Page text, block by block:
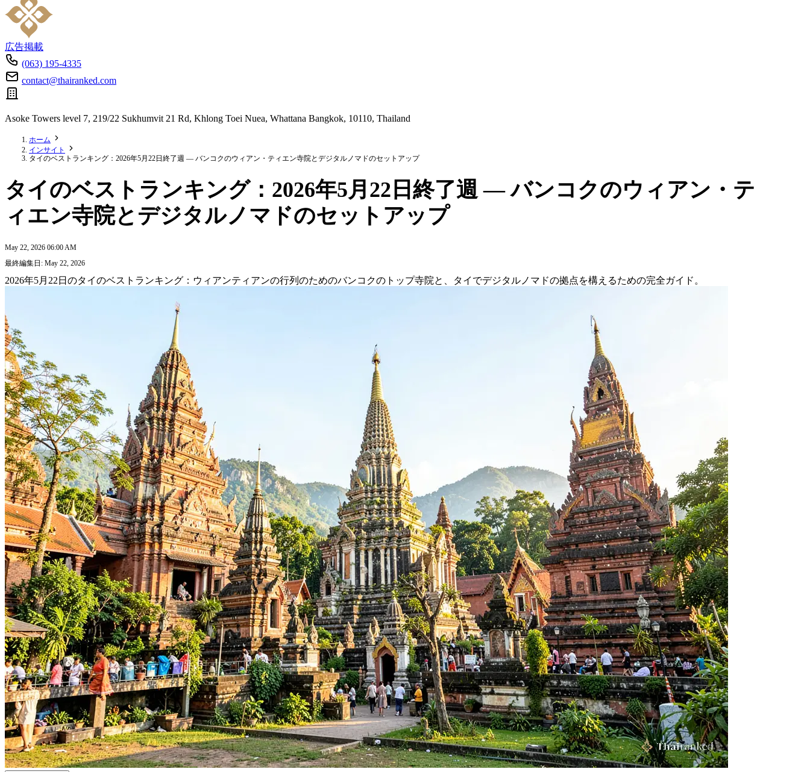
広告掲載
(063) 195-4335
contact@thairanked.com
Asoke Towers level 7, 219/22 Sukhumvit 21 Rd, Khlong Toei Nuea, Whattana Bangkok, 10110, Thailand
ホーム
インサイト
タイのベストランキング：2026年5月22日終了週 — バンコクのウィアン・ティエン寺院とデジタルノマドのセットアップ
タイのベストランキング：2026年5月22日終了週 — バンコクのウィアン・テ
ィエン寺院とデジタルノマドのセットアップ
May 22, 2026 06:00 AM
最終編集日: May 22, 2026
2026年5月22日のタイのベストランキング：ウィアンティアンの行列のためのバンコクのトップ寺院と、タイでデジタルノマドの拠点を構えるための完全ガイド。